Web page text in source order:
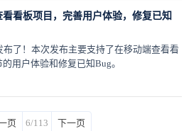
看板项目，完善用户体验，修复已知
布了！本次发布主要支持了在移动端查看看
用户体验和修复已知Bug。
页 6/113 下一页